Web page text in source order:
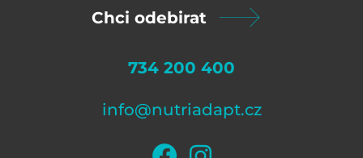
Chci odebirat
734 200 400
info@nutriadapt.cz